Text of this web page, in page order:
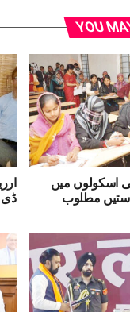
YOU
اسکولوں میں
مطلوب ڈی